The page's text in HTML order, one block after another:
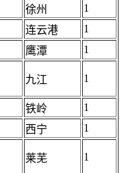
徐州
1
连云港
1
鹰潭 1
九江 1
铁岭
1
西宁 1
莱芜 1